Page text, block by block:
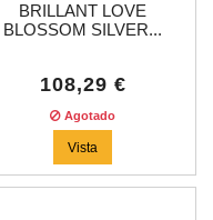
BRILLANT LOVE
BLOSSOM SILVER...
108,29 €
Agotado
Vista